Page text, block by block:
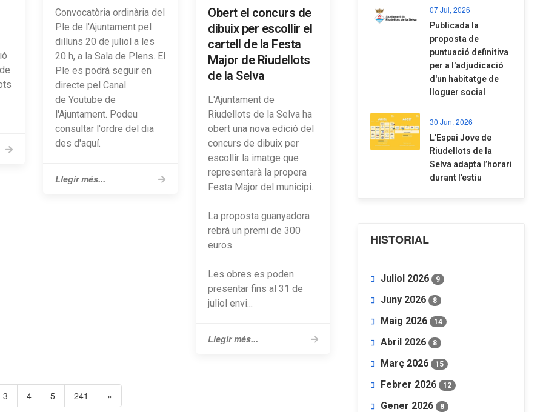
Convocatòria ordinària del
Ple de l'Ajuntament pel
dilluns 20 de juliol a les
20 h, a la Sala de Plens. El
Ple es podrà seguir en
directe pel Canal
de Youtube de
l'Ajuntament. Podeu
consultar l'ordre del dia
des d'aquí.
Llegir més...
Obert el concurs de
dibuix per escollir el
cartell de la Festa
Major de Riudellots
de la Selva
L'Ajuntament de
Riudellots de la Selva ha
obert una nova edició del
concurs de dibuix per
escollir la imatge que
representarà la propera
Festa Major del municipi.
La proposta guanyadora
rebrà un premi de 300
euros.
Les obres es poden
presentar fins al 31 de
juliol envi...
Llegir més...
3 4 5 241 »
07 Jul, 2026
​Publicada la
proposta de
puntuació definitiva
per a l'adjudicació
d'un habitatge de
lloguer social
30 Jun, 2026
​L’Espai Jove de
Riudellots de la
Selva adapta l’horari
durant l’estiu
HISTORIAL
Juliol 2026 9
Juny 2026 8
Maig 2026 14
Abril 2026 8
Març 2026 15
Febrer 2026 12
Gener 2026 8